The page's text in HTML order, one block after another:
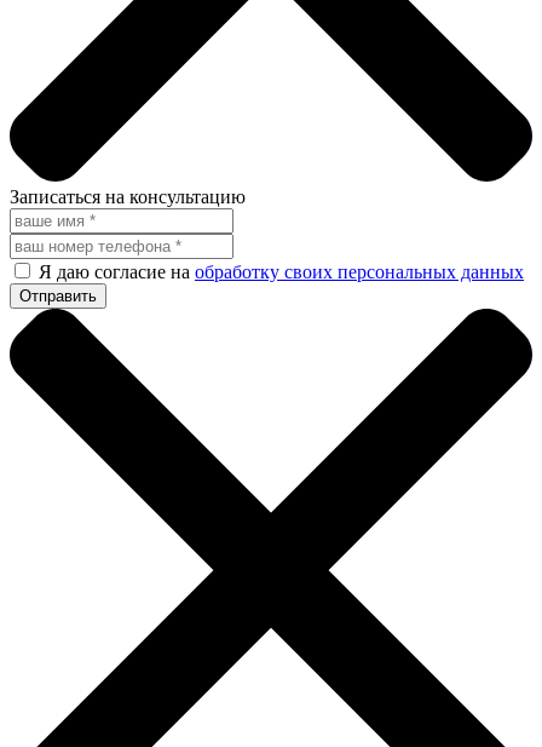
Записаться на консультацию
Я даю согласие на обработку своих персональных данных